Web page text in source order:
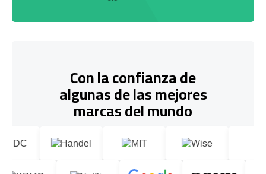
Con la confianza de
algunas de las mejores
marcas del mundo